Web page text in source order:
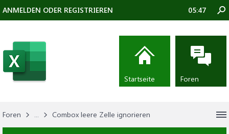
Foren ... Combox leere Zelle ignorieren
ANMELDEN ODER REGISTRIEREN 05:47
Startseite Foren